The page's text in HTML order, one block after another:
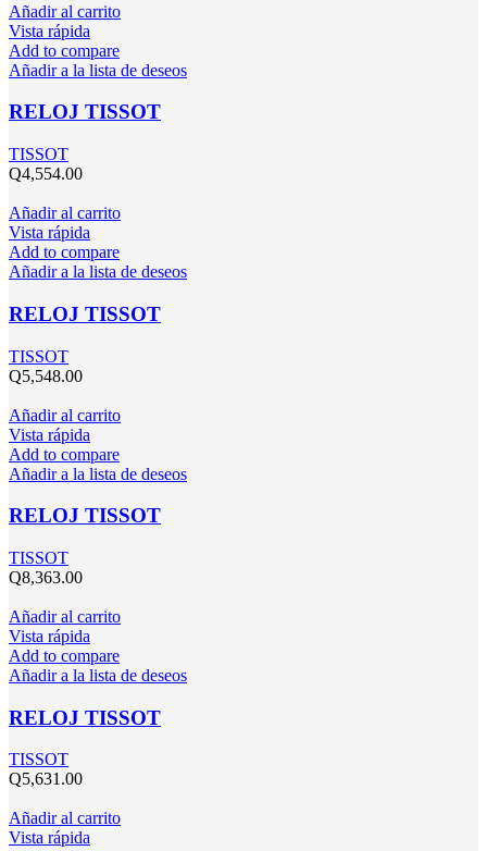
Añadir al carrito
Vista rápida
Add to compare
Añadir a la lista de deseos
RELOJ TISSOT
TISSOT
Q4,554.00
Añadir al carrito
Vista rápida
Add to compare
Añadir a la lista de deseos
RELOJ TISSOT
TISSOT
Q5,548.00
Añadir al carrito
Vista rápida
Add to compare
Añadir a la lista de deseos
RELOJ TISSOT
TISSOT
Q8,363.00
Añadir al carrito
Vista rápida
Add to compare
Añadir a la lista de deseos
RELOJ TISSOT
TISSOT
Q5,631.00
Añadir al carrito
Vista rápida